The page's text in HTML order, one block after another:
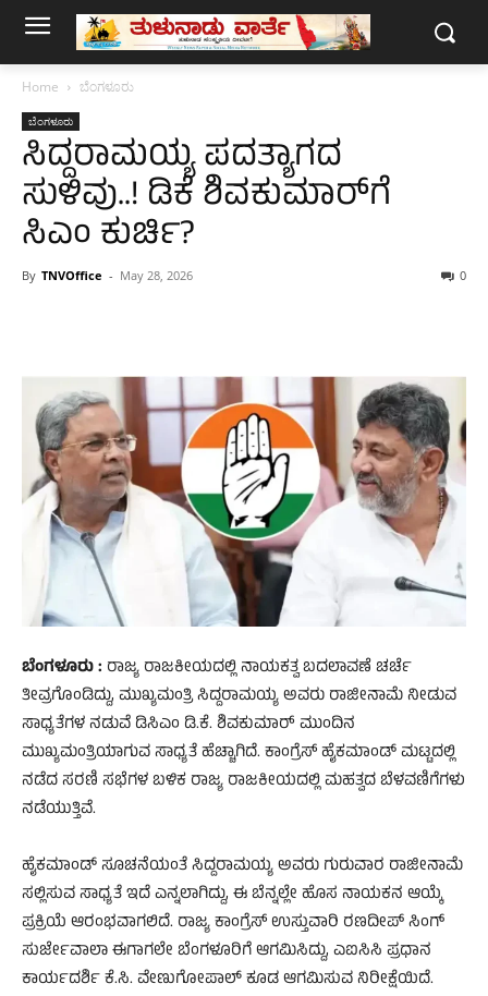
Home ಬೆಂಗಳೂರು
ಬೆಂಗಳೂರು
ಸಿದ್ದರಾಮಯ್ಯ ಪದತ್ಯಾಗದ
ಸುಳಿವು..! ಡಿಕೆ ಶಿವಕುಮಾರ್‌ಗೆ
ಸಿಎಂ ಕುರ್ಚಿ?
By TNVOffice - May 28, 2026 0
ಬೆಂಗಳೂರು : ರಾಜ್ಯ ರಾಜಕೀಯದಲ್ಲಿ ನಾಯಕತ್ವ ಬದಲಾವಣೆ ಚರ್ಚೆ
ತೀವ್ರಗೊಂಡಿದ್ದು, ಮುಖ್ಯಮಂತ್ರಿ ಸಿದ್ದರಾಮಯ್ಯ ಅವರು ರಾಜೀನಾಮೆ ನೀಡುವ
ಸಾಧ್ಯತೆಗಳ ನಡುವೆ ಡಿಸಿಎಂ ಡಿ.ಕೆ. ಶಿವಕುಮಾರ್‌ ಮುಂದಿನ
ಮುಖ್ಯಮಂತ್ರಿಯಾಗುವ ಸಾಧ್ಯತೆ ಹೆಚ್ಚಾಗಿದೆ. ಕಾಂಗ್ರೆಸ್‌ ಹೈಕಮಾಂಡ್‌ ಮಟ್ಟದಲ್ಲಿ
ನಡೆದ ಸರಣಿ ಸಭೆಗಳ ಬಳಿಕ ರಾಜ್ಯ ರಾಜಕೀಯದಲ್ಲಿ ಮಹತ್ವದ ಬೆಳವಣಿಗೆಗಳು
ನಡೆಯುತ್ತಿವೆ.
ಹೈಕಮಾಂಡ್‌ ಸೂಚನೆಯಂತೆ ಸಿದ್ದರಾಮಯ್ಯ ಅವರು ಗುರುವಾರ ರಾಜೀನಾಮೆ
ಸಲ್ಲಿಸುವ ಸಾಧ್ಯತೆ ಇದೆ ಎನ್ನಲಾಗಿದ್ದು, ಈ ಬೆನ್ನಲ್ಲೇ ಹೊಸ ನಾಯಕನ ಆಯ್ಕೆ
ಪ್ರಕ್ರಿಯೆ ಆರಂಭವಾಗಲಿದೆ. ರಾಜ್ಯ ಕಾಂಗ್ರೆಸ್‌ ಉಸ್ತುವಾರಿ ರಣದೀಪ್‌ ಸಿಂಗ್‌
ಸುರ್ಜೇವಾಲಾ ಈಗಾಗಲೇ ಬೆಂಗಳೂರಿಗೆ ಆಗಮಿಸಿದ್ದು, ಎಐಸಿಸಿ ಪ್ರಧಾನ
ಕಾರ್ಯದರ್ಶಿ ಕೆ.ಸಿ. ವೇಣುಗೋಪಾಲ್‌ ಕೂಡ ಆಗಮಿಸುವ ನಿರೀಕ್ಷೆಯಿದೆ.